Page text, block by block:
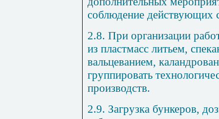
соблюдение действующих
2.8. При организации
из пластмасс литьем,
вальцеванием,
группировать
производств.
2.9. Загрузка бункеров,